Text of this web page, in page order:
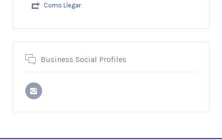
Como Llegar
Business Social Profiles